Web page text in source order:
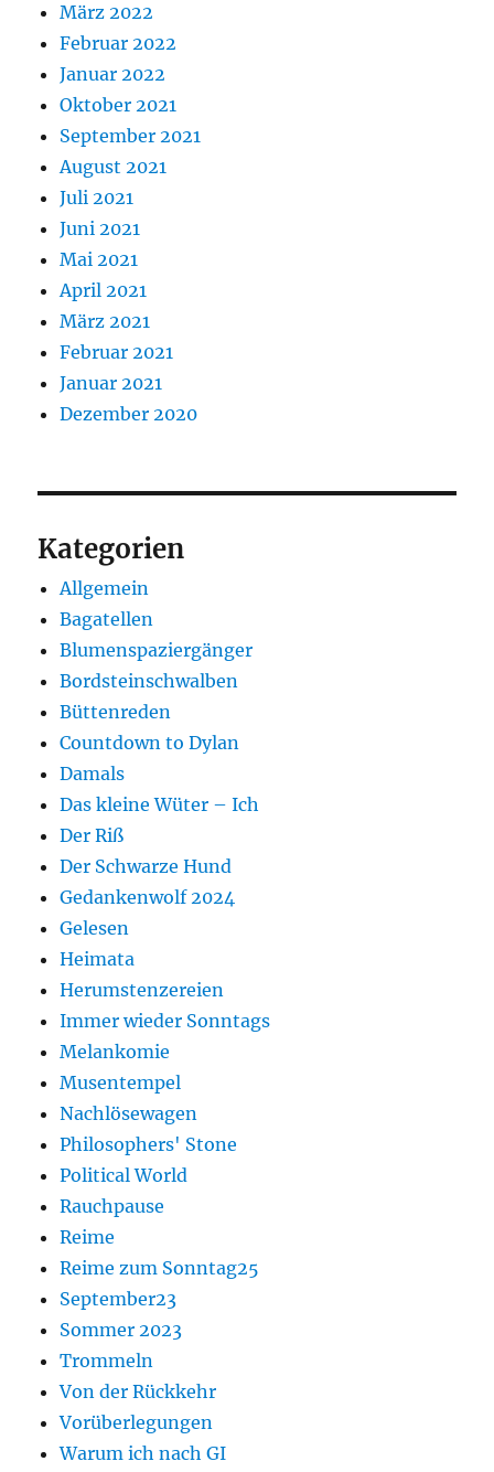
März 2022
Februar 2022
Januar 2022
Oktober 2021
September 2021
August 2021
Juli 2021
Juni 2021
Mai 2021
April 2021
März 2021
Februar 2021
Januar 2021
Dezember 2020
Kategorien
Allgemein
Bagatellen
Blumenspaziergänger
Bordsteinschwalben
Büttenreden
Countdown to Dylan
Damals
Das kleine Wüter – Ich
Der Riß
Der Schwarze Hund
Gedankenwolf 2024
Gelesen
Heimata
Herumstenzereien
Immer wieder Sonntags
Melankomie
Musentempel
Nachlösewagen
Philosophers' Stone
Political World
Rauchpause
Reime
Reime zum Sonntag25
September23
Sommer 2023
Trommeln
Von der Rückkehr
Vorüberlegungen
Warum ich nach GI